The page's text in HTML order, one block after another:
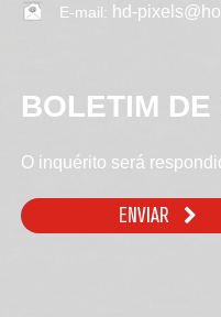
E-mail: hd-
BOLETIM DE
O inquérito será
ENVIAR